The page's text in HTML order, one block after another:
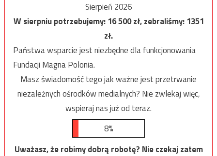
Sierpień 2026
W sierpniu potrzebujemy:16 500zł, zebraliśmy:1351
zł.
Państwa wsparcie jest niezbędne dla funkcjonowania
Fundacji Magna Polonia.
Masz świadomość tego jak ważne jest przetrwanie
niezależnych ośrodków medialnych? Nie zwlekaj więc,
wspieraj nas już od teraz.
8%
Uważasz, że robimy dobrą robotę? Nie czekaj zatem